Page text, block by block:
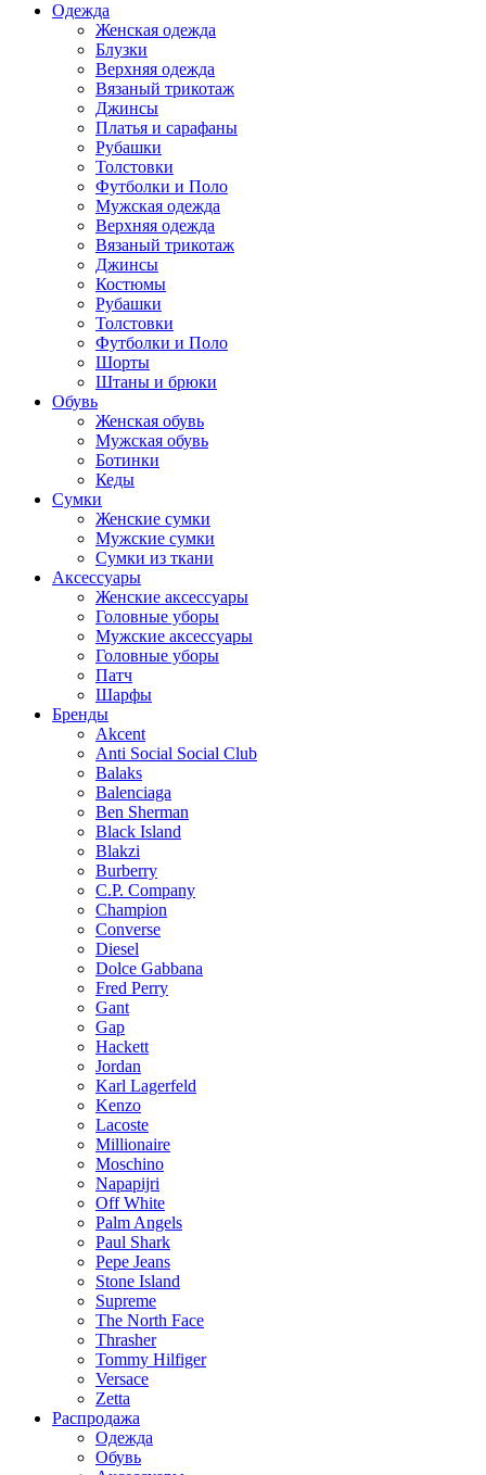
Одежда
Женская одежда
Блузки
Верхняя одежда
Вязаный трикотаж
Джинсы
Платья и сарафаны
Рубашки
Толстовки
Футболки и Поло
Мужская одежда
Верхняя одежда
Вязаный трикотаж
Джинсы
Костюмы
Рубашки
Толстовки
Футболки и Поло
Шорты
Штаны и брюки
Обувь
Женская обувь
Мужская обувь
Ботинки
Кеды
Сумки
Женские сумки
Мужские сумки
Сумки из ткани
Аксессуары
Женские аксессуары
Головные уборы
Мужские аксессуары
Головные уборы
Патч
Шарфы
Бренды
Akcent
Anti Social Social Club
Balaks
Balenciaga
Ben Sherman
Black Island
Blakzi
Burberry
C.P. Company
Champion
Converse
Diesel
Dolce Gabbana
Fred Perry
Gant
Gap
Hackett
Jordan
Karl Lagerfeld
Kenzo
Lacoste
Millionaire
Moschino
Napapijri
Off White
Palm Angels
Paul Shark
Pepe Jeans
Stone Island
Supreme
The North Face
Thrasher
Tommy Hilfiger
Versace
Zetta
Распродажа
Одежда
Обувь